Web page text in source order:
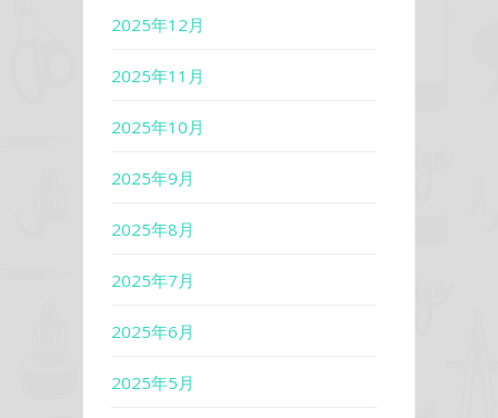
2025年12月
2025年11月
2025年10月
2025年9月
2025年8月
2025年7月
2025年6月
2025年5月